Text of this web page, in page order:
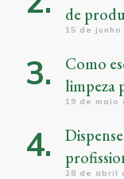
de
15 de junho
Como
limpeza
19 de maio
28 de abril